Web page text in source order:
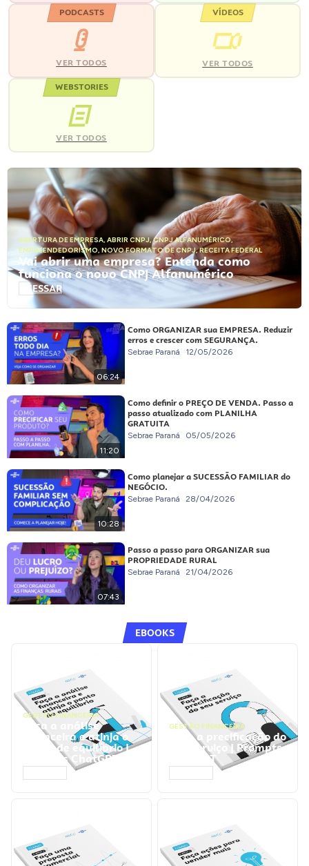
PODCASTS
VER TODOS
VÍDEOS
VER TODOS
WEBSTORIES
VER TODOS
ABERTURA DE EMPRESA, ABRIR CNPJ,CNPJ ALFANUMÉRICO,
EMPREENDEDORISMO, NOVO FORMATO DE CNPJ,RECEITA FEDERAL
Vai abrir uma empresa? Entenda como
funciona o novo CNPJ Alfanumérico
ACESSAR
06:24
Como ORGANIZAR sua EMPRESA. Reduzir
erros e crescer com SEGURANÇA.
Sebrae Paraná 12/05/2026
11:20
Como definir o PREÇO DE VENDA. Passo a
passo atualizado com PLANILHA
GRATUITA
Sebrae Paraná 05/05/2026
10:28
Como planejar a SUCESSÃO FAMILIAR do
NEGÓCIO.
Sebrae Paraná 28/04/2026
07:43
Passo a passo para ORGANIZAR sua
PROPRIEDADE RURAL
Sebrae Paraná 21/04/2026
EBOOKS
GESTÃO FINANCEIRA
Faça a análise
financeira e atinja o
ponto de equilíbrio |
Prompts ChatGPT
GESTÃO FINANCEIRA
Faça a precificação do
seu serviço | Prompts
ChatGPT